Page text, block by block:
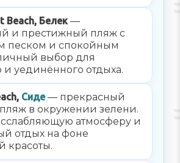
Beach, Белек—
и престижный пляж с
песком и спокойным
выбор для
и уединённого отдыха.
Сиде— прекрасный
в окружении зелени.
атмосферу и
отдых на фоне
красоты.